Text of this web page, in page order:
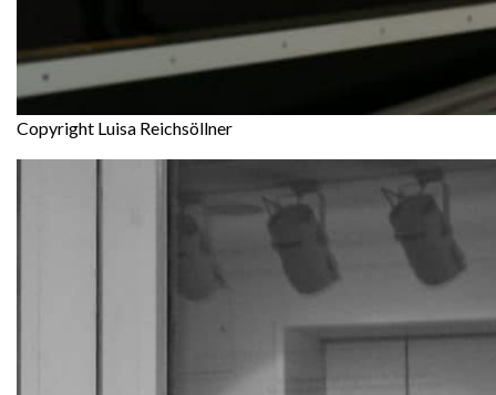
Copyright Luisa Reichsöllner